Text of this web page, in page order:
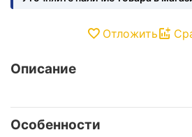
Отложить
Описание
Особенности